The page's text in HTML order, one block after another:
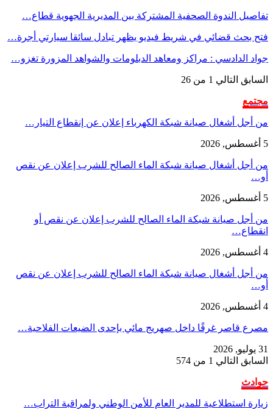
تفاصيل الندوة الصحفية المشتركة بين المديرية الجهوية قطاع…
فتح بحث قضائي في شريط فيديو يظهر تبادل سائقا سيارتي أجرة…
جواد الدادسي : مراكز ومعاهد الدبلومات والشواهد المزورة تغزو…
السابق التالي 1 من 26
مجتمع
من أجل أشغال صيانة شبكة الكهرباء إعلان عن إنقطاع التيار…
5 أغسطس, 2026
من أجل أشغال صيانة شبكة الماء الصالح للشرب إعلان عن نقص
أو…
5 أغسطس, 2026
من أجل صيانة شبكة الماء الصالح للشرب إعلان عن نقص أو
انقطاع…
4 أغسطس, 2026
من أجل أشغال صيانة شبكة الماء الصالح للشرب إعلان عن نقص
أو…
4 أغسطس, 2026
مصرع قاصر غرقًا داخل صهريج مائي بإحدى الضيعات الفلاحية…
31 يوليو, 2026
السابق التالي 1 من 574
حوادث
زيارة استطلاعية للمدير العام للأمن الوطني ولمراقبة التراب…